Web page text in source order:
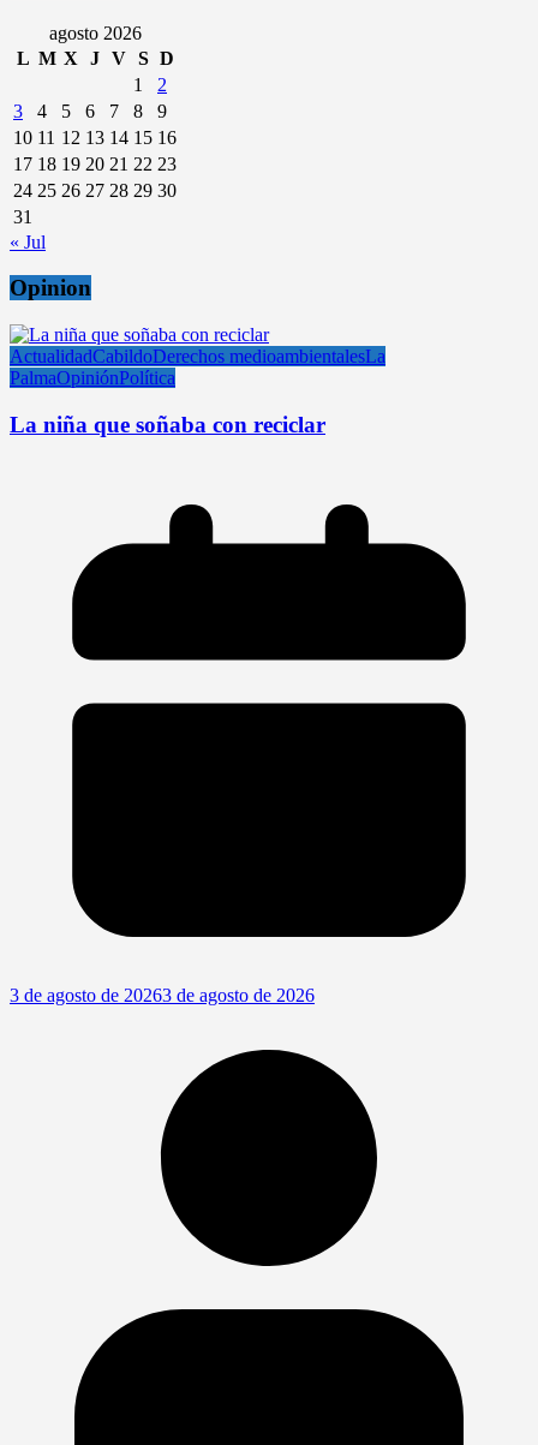
agosto 2026
L M X J V S D
1
2
3
4 5 6 7 8
9
10 11 12 13 14 15 16
17 18 19 20 21 22 23
24 25 26 27 28 29 30
31
« Jul
Opinion
ActualidadCabildoDerechos medioambientalesLa
PalmaOpiniónPolítica
La niña que soñaba con reciclar
3 de agosto de 20263 de agosto de 2026